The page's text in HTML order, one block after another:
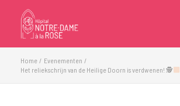
inhoud
Home
Evenementen
Het reliekschrijn van de Heilige Doorn is verdwenen! 🕵